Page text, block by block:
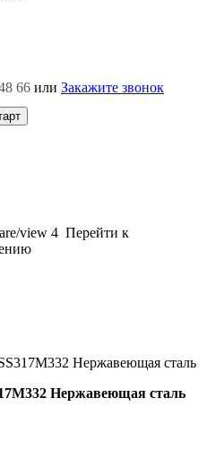
66 или Закажите звонок
view 4 Перейти к
Нержавеющая сталь
Нержавеющая сталь